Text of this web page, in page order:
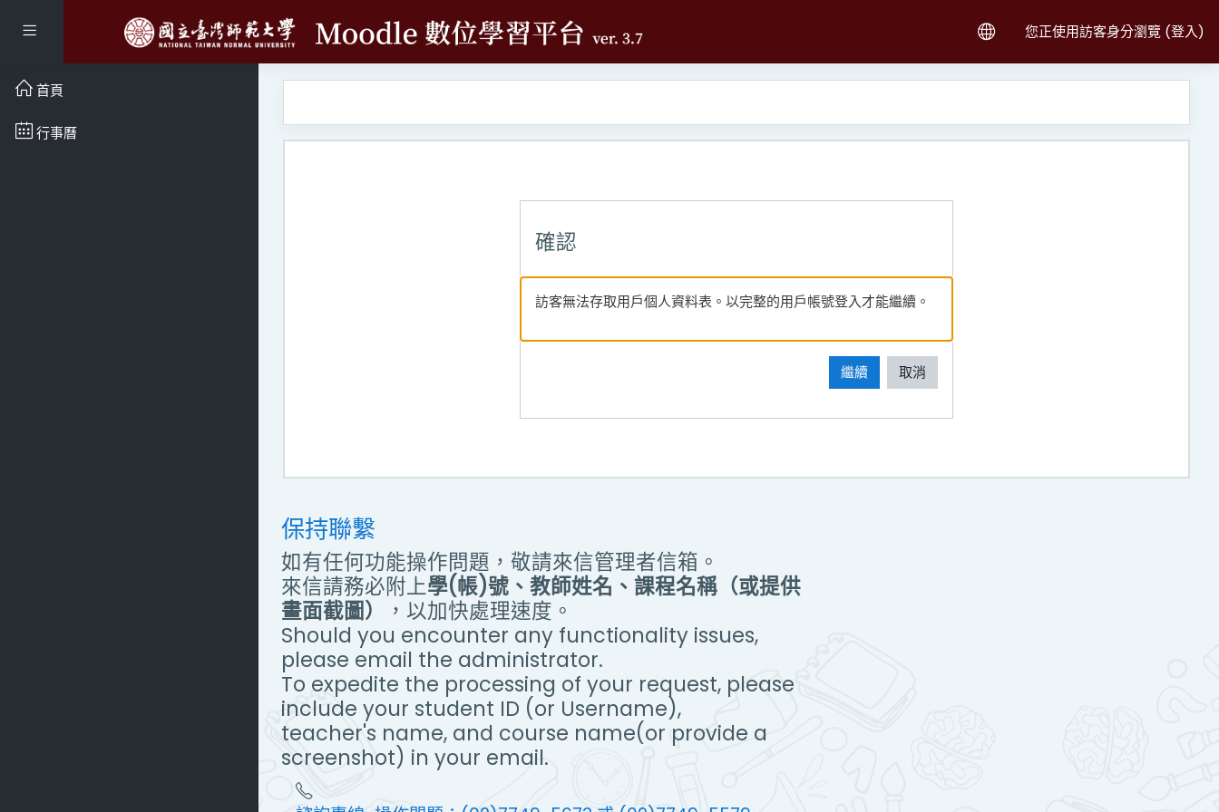
側板 您正使用訪客身分瀏覽 (登入)
確認
訪客無法存取用戶個人資料表。以完整的用戶帳號登入才能繼續。
繼續 取消
首頁
行事曆
保持聯繫
如有任何功能操作問題，敬請來信管理者信箱。
來信請務必附上學(帳)號、教師姓名、課程名稱（或提供
畫面截圖）
，以加快處理速度。
Should you encounter any functionality issues,
please email the administrator.
To expedite the processing of your request, please
include your student ID (or Username),
teacher's name, and course name(or provide a
screenshot) in your email.